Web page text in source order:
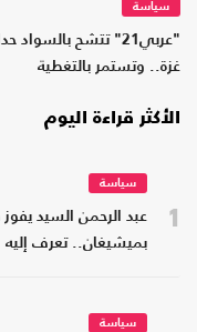
سياسة
"عربي21" تتشح
غزة.. وتستمر بالتغطية
الأكثر قراءة اليوم
1
سياسة
عبد الرحمن السيد
بميشيغان.. تعرف إليه
سياسة